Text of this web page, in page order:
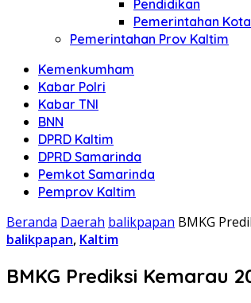
Pendidikan
Pemerintahan
Pemerintahan Prov Kaltim
Kemenkumham
Kabar Polri
Kabar TNI
BNN
DPRD Kaltim
DPRD Samarinda
Pemkot Samarinda
Pemprov Kaltim
Beranda Daerah balikpapan BMKG
balikpapan, Kaltim
BMKG Prediksi Kemarau